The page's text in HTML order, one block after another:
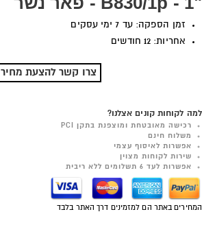
זמן הספקה: עד 7 ימי עסקים
אחריות: 12 חודשים
צרו קשר להצעת מחיר
למה לקוחות קונים אצלנו?
רכישה מאובטחת ומוצפנת בתקן PCI
משלוח חינם
אפשרות לאיסוף עצמי
שירות לקוחות מצוין
אפשרות לעד 6 תשלומים ללא ריבית
המחירים באתר הם למזמינים דרך האתר בלבד